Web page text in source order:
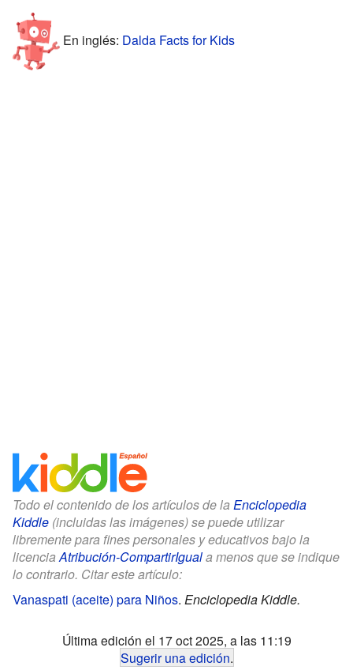
En inglés: Dalda Facts for Kids
Todo el contenido de los artículos de la Enciclopedia
Kiddle (incluidas las imágenes) se puede utilizar
libremente para fines personales y educativos bajo la
licenciaAtribución-CompartirIguala menos que se indique
lo contrario. Citar este artículo:
Vanaspati (aceite) para Niños. Enciclopedia Kiddle.
Última edición el 17 oct 2025, a las 11:19
Sugerir una edición.